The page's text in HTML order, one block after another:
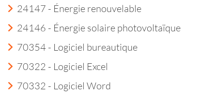
24147 - Énergie renouvelable
24146 - Énergie solaire photovoltaïque
70354 - Logiciel bureautique
70322 - Logiciel Excel
70332 - Logiciel Word